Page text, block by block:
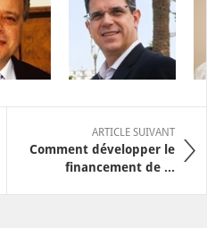
ARTICLE SUIVANT
Comment développer le
financement de ...